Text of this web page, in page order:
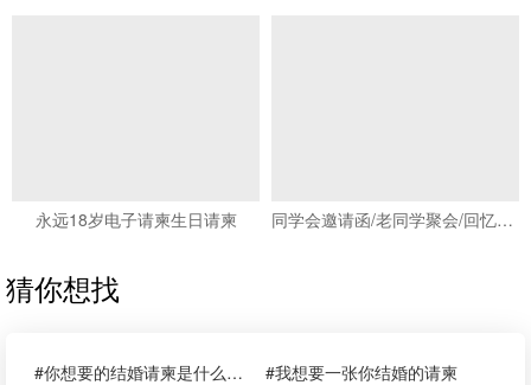
永远18岁电子请柬生日请柬 同学会邀请函/老同学聚会/回忆纪念相册
猜你想找
#你想要的结婚请柬是什么样子的
#我想要一张你结婚的请柬